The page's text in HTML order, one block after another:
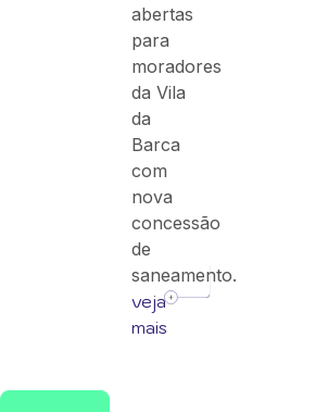
abertas
para
moradores
da Vila
da
Barca
com
nova
concessão
de
saneamento.
veja
mais